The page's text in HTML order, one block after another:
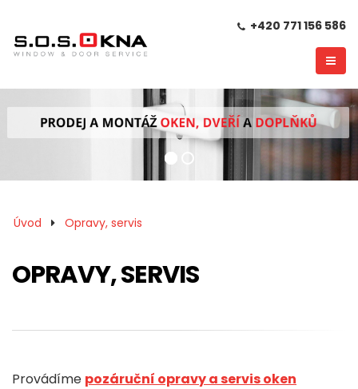
+420 771 156 586
Úvod Opravy, servis
OPRAVY, SERVIS
Provádíme pozáruční opravy a servis oken